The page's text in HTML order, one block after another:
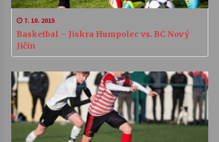
7. 10. 2015
Basketbal – Jiskra Humpolec vs. BC Nový
Jičín